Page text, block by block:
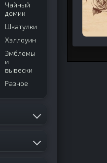
Чайный
домик
Шкатулки
Хэллоуин
Эмблемы
и
вывески
Разное